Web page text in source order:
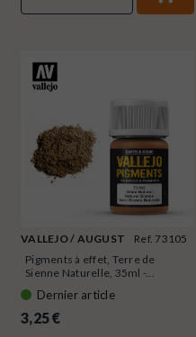
VALLEJO / AUGUST
Ref. 73105
Pigments à effet, Terre de
Sienne Naturelle, 35ml -...
Dernier article
3,25 €